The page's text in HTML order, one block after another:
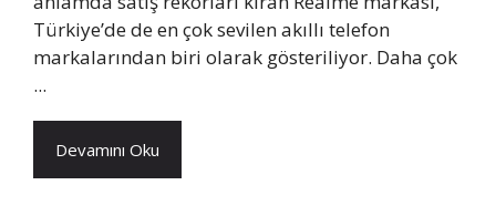
Türkiye’de de en çok sevilen akıllı telefon
markalarından biri olarak gösteriliyor. Daha çok
...
Devamını Oku